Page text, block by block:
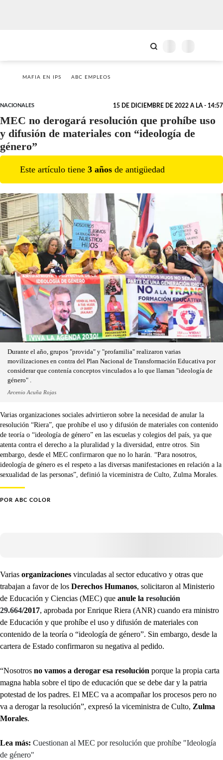
MAFIA EN IPS ABC EMPLEOS
NACIONALES 15 DE DICIEMBRE DE 2022 A LA - 14:57
MEC no derogará resolución que prohíbe uso
y difusión de materiales con “ideología de
género”
Este artículo tiene 3 años de antigüedad
Durante el año, grupos "provida" y "profamilia" realizaron varias
movilizaciones en contra del Plan Nacional de Transformación Educativa por
considerar que contenía conceptos vinculados a lo que llaman "ideología de
género" .
Arcenio Acuña Rojas
Varias organizaciones sociales advirtieron sobre la necesidad de anular la
resolución “Riera”, que prohíbe el uso y difusión de materiales con contenido
de teoría o “ideología de género” en las escuelas y colegios del país, ya que
atenta contra el derecho a la pluralidad y la diversidad, entre otros. Sin
embargo, desde el MEC confirmaron que no lo harán. “Para nosotros,
ideología de género es el respeto a las diversas manifestaciones en relación a la
sexualidad de las personas”, definió la viceministra de Culto, Zulma Morales.
POR ABC COLOR
Varias organizaciones vinculadas al sector educativo y otras que
trabajan a favor de los Derechos Humanos, solicitaron al Ministerio
de Educación y Ciencias (MEC) que anule la resolución
29.664/2017, aprobada por Enrique Riera (ANR) cuando era ministro
de Educación y que prohíbe el uso y difusión de materiales con
contenido de la teoría o “ideología de género”. Sin embargo, desde la
cartera de Estado confirmaron su negativa al pedido.
“Nosotros no vamos a derogar esa resolución porque la propia carta
magna habla sobre el tipo de educación que se debe dar y la patria
potestad de los padres. El MEC va a acompañar los procesos pero no
va a derogar la resolución”, expresó la viceministra de Culto, Zulma
Morales.
Lea más: Cuestionan al MEC por resolución que prohíbe "Ideología
de género"